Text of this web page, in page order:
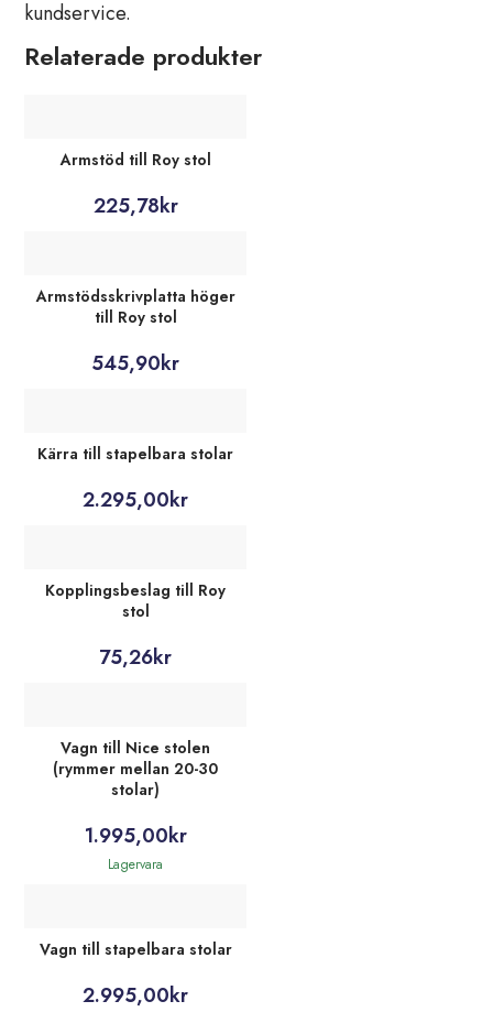
kundservice.
Relaterade produkter
Armstöd till Roy stol
225,78kr
Armstödsskrivplatta höger
till Roy stol
545,90kr
Kärra till stapelbara stolar
2.295,00kr
Kopplingsbeslag till Roy
stol
75,26kr
Vagn till Nice stolen
(rymmer mellan 20-30
stolar)
1.995,00kr
Lagervara
Vagn till stapelbara stolar
2.995,00kr